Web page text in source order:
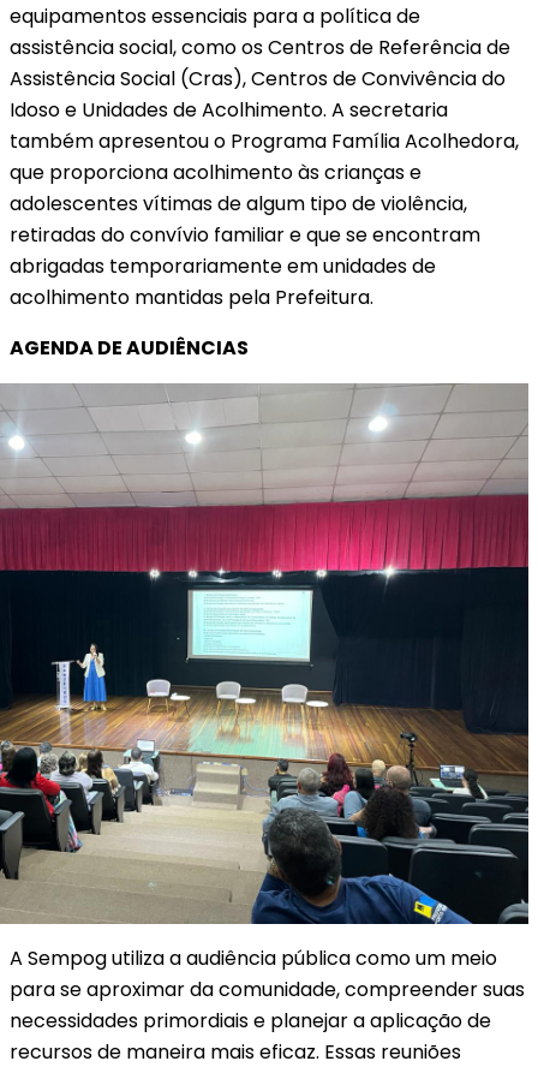
equipamentos essenciais para a política de
assistência social, como os Centros de Referência de
Assistência Social (Cras), Centros de Convivência do
Idoso e Unidades de Acolhimento. A secretaria
também apresentou o Programa Família Acolhedora,
que proporciona acolhimento às crianças e
adolescentes vítimas de algum tipo de violência,
retiradas do convívio familiar e que se encontram
abrigadas temporariamente em unidades de
acolhimento mantidas pela Prefeitura.
AGENDA DE AUDIÊNCIAS
A Sempog utiliza a audiência pública como um meio
para se aproximar da comunidade, compreender suas
necessidades primordiais e planejar a aplicação de
recursos de maneira mais eficaz. Essas reuniões